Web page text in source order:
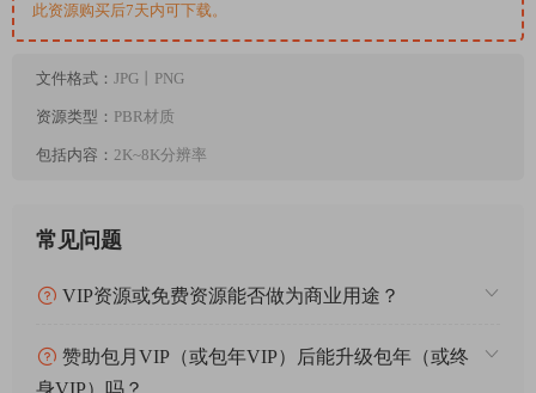
此资源购买后7天内可下载。
文件格式： JPG丨PNG
资源类型： PBR材质
包括内容： 2K~8K分辨率
常见问题
VIP资源或免费资源能否做为商业用途？
赞助包月VIP（或包年VIP）后能升级包年（或终